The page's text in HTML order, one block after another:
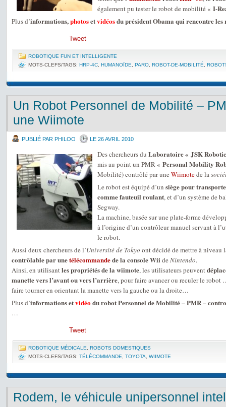
également pu tester le robot de mobilité « I-
Plus d’informations,photosetvidéosdu président Obama qui rencontre les
Tweet
ROBOTIQUE FUN ET INTELLIGENTE
MOTS-CLEFS/TAGS: HRP-4C HUMANOÏDE PARO ROBOT-DE-MOBILITÉ
Un Robot Personnel de Mobilité –
une Wiimote
PUBLIÉ PAR PHILOO LE 26 AVRIL 2010
Des chercheurs du Laboratoire « JSK
mis au point un PMR « Personal Mobility
Mobilité) contrôlé par une Wiimotede la
Le robot est équipé d’un siège pour
comme fauteuil roulant, et d’un système de
Segway.
La machine, basée sur une plate-forme
à l’origine d’un contrôleur manuel servant à
le robot.
Aussi deux chercheurs de l’Université de Tokyo ont décidé de mettre à niveau
contrôlable par unetélécommandede la console Wii de Nintendo.
Ainsi, en utilisantles propriétés de la wiimote, les utilisateurs peuvent
manette vers l’avant ou vers l’arrière, pour faire avancer ou reculer le
faire tourner en orientant la manette vers la gauche ou la droite…
Plus d’informations etvidéodu robot Personnel de Mobilité – PMR –
…
Tweet
ROBOTIQUE MÉDICALE
ROBOTS DOMESTIQUES
MOTS-CLEFS/TAGS: TÉLÉCOMMANDE TOYOTA WIIMOTE
Rodem, le véhicule unipersonnel